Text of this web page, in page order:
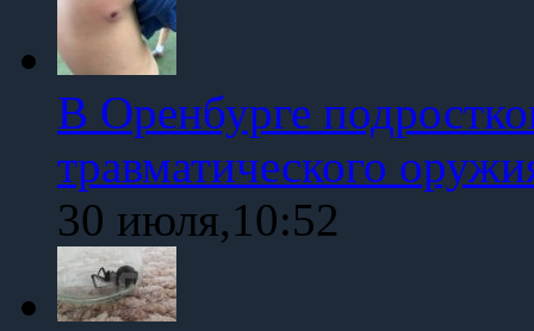
В Оренбурге
травматического
30 июля,10:52